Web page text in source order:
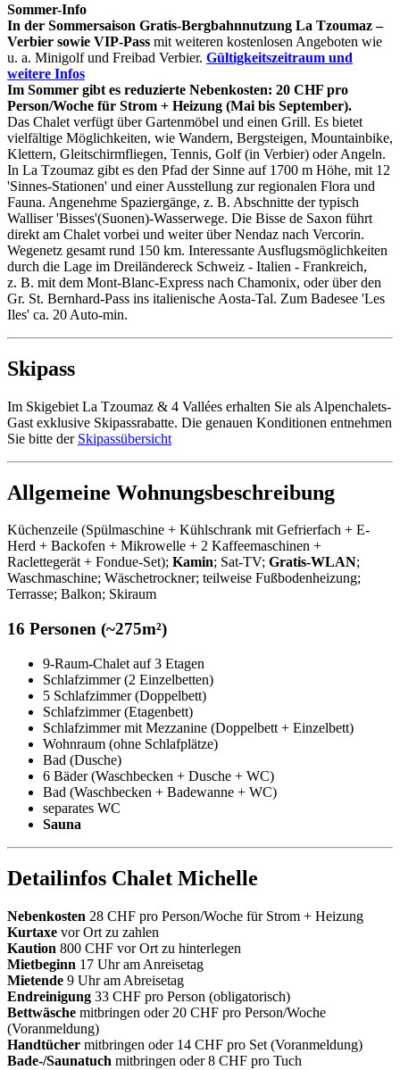
Sommer-Info
In der Sommersaison Gratis-Bergbahnnutzung La Tzoumaz –
Verbier sowie VIP-Pass mit weiteren kostenlosen Angeboten wie
u. a. Minigolf und Freibad Verbier. Gültigkeitszeitraum und
weitere Infos
Im Sommer gibt es reduzierte Nebenkosten: 20 CHF pro
Person/Woche für Strom + Heizung (Mai bis September).
Das Chalet verfügt über Gartenmöbel und einen Grill. Es bietet
vielfältige Möglichkeiten, wie Wandern, Bergsteigen, Mountainbike,
Klettern, Gleitschirmfliegen, Tennis, Golf (in Verbier) oder Angeln.
In La Tzoumaz gibt es den Pfad der Sinne auf 1700 m Höhe, mit 12
'Sinnes-Stationen' und einer Ausstellung zur regionalen Flora und
Fauna. Angenehme Spaziergänge, z. B. Abschnitte der typisch
Walliser 'Bisses'(Suonen)-Wasserwege. Die Bisse de Saxon führt
direkt am Chalet vorbei und weiter über Nendaz nach Vercorin.
Wegenetz gesamt rund 150 km. Interessante Ausflugsmöglichkeiten
durch die Lage im Dreiländereck Schweiz - Italien - Frankreich,
z. B. mit dem Mont-Blanc-Express nach Chamonix, oder über den
Gr. St. Bernhard-Pass ins italienische Aosta-Tal. Zum Badesee 'Les
Iles' ca. 20 Auto-min.
Skipass
Im Skigebiet La Tzoumaz & 4 Vallées erhalten Sie als Alpenchalets-
Gast exklusive Skipassrabatte. Die genauen Konditionen entnehmen
Sie bitte der Skipassübersicht
Allgemeine Wohnungsbeschreibung
Küchenzeile (Spülmaschine + Kühlschrank mit Gefrierfach + E-
Herd + Backofen + Mikrowelle + 2 Kaffeemaschinen +
Raclettegerät + Fondue-Set); Kamin; Sat-TV; Gratis-WLAN;
Waschmaschine; Wäschetrockner; teilweise Fußbodenheizung;
Terrasse; Balkon; Skiraum
16 Personen (~275m²)
9-Raum-Chalet auf 3 Etagen
Schlafzimmer (2 Einzelbetten)
5 Schlafzimmer (Doppelbett)
Schlafzimmer (Etagenbett)
Schlafzimmer mit Mezzanine (Doppelbett + Einzelbett)
Wohnraum (ohne Schlafplätze)
Bad (Dusche)
6 Bäder (Waschbecken + Dusche + WC)
Bad (Waschbecken + Badewanne + WC)
separates WC
Sauna
Detailinfos Chalet Michelle
Nebenkosten 28 CHF pro Person/Woche für Strom + Heizung
Kurtaxe vor Ort zu zahlen
Kaution 800 CHF vor Ort zu hinterlegen
Mietbeginn 17 Uhr am Anreisetag
Mietende 9 Uhr am Abreisetag
Endreinigung 33 CHF pro Person (obligatorisch)
Bettwäsche mitbringen oder 20 CHF pro Person/Woche
(Voranmeldung)
Handtücher mitbringen oder 14 CHF pro Set (Voranmeldung)
Bade-/Saunatuch mitbringen oder 8 CHF pro Tuch